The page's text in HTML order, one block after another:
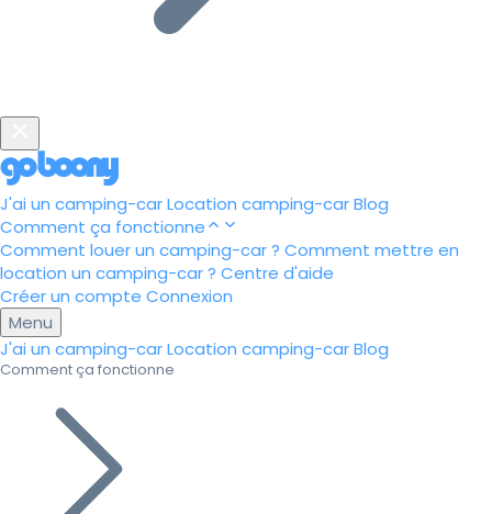
J'ai un camping-carLocation camping-carBlog
Comment ça fonctionne
Comment louer un camping-car ? Comment mettre en
location un camping-car ? Centre d'aide
Créer un compte Connexion
Menu
J'ai un camping-carLocation camping-carBlog
Comment ça fonctionne